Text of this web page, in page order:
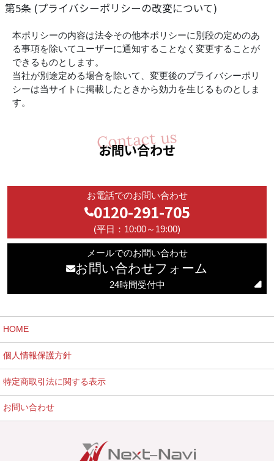
第5条 (プライバシーポリシーの改変について)
本ポリシーの内容は法令その他本ポリシーに別段の定めのあ
る事項を除いてユーザーに通知することなく変更することが
できるものとします。
当社が別途定める場合を除いて、変更後のプライバシーポリ
シーは当サイトに掲載したときから効力を生じるものとしま
す。
お問い合わせ
お電話でのお問い合わせ
0120-291-705
(平日：10:00～19:00)
メールでのお問い合わせ
お問い合わせフォーム
24時間受付中
HOME
個人情報保護方針
特定商取引法に関する表示
お問い合わせ